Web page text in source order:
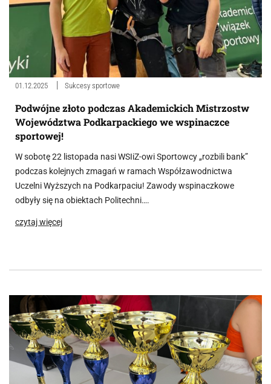
01.12.2025 Sukcesy sportowe
Podwójne złoto podczas Akademickich Mistrzostw
Województwa Podkarpackiego we wspinaczce
sportowej!
W sobotę 22 listopada nasi WSIiZ-owi Sportowcy „rozbili bank”
podczas kolejnych zmagań w ramach Współzawodnictwa
Uczelni Wyższych na Podkarpaciu! Zawody wspinaczkowe
odbyły się na obiektach Politechni….
czytaj więcej